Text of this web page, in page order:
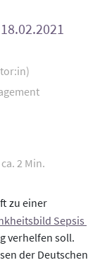
18.02.2021
2 Min.
zu einer
Sepsis
verhelfen soll.
der Deutschen